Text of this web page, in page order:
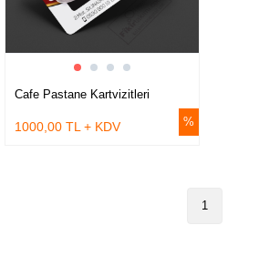
Cafe Pastane Kartvizitleri
1000,00 TL + KDV
1